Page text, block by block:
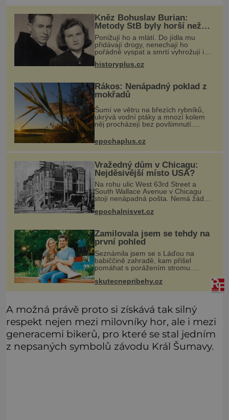
Kněz Bohuslav Burian:
Metody StB byly horší než
gestapácké trýznění
Ponižují ho a mlátí. Do jídla mu
přidávají drogy, nenechají ho
pořádně vyspat a smrtí vyhrožují i
nevydrží a estébákům podepíše
historyplus.cz
Rákos: Nenápadný poklad z
mokřadů
Šumí ve větru na březích rybníků,
ukrývá vodní ptáky a mnozí kolem
něj procházejí bez povšimnutí.
Přesto právě rákos pomáhal stavět
domy, vyrábět lodě, zapisovat první
texty a inspiroval řadu pověstí.
epochaplus.cz
Vražedný dům v Chicagu:
Nejděsivější místo USA?
Na rohu ulic West 63rd Street a
South Wallace Avenue v Chicagu
stojí nenápadná pošta. Nemá žádný
speciální nápis ani pamětní desku. A
přesto prý místní zaměstnanci neradi
epochalnisvet.cz
Zamilovala jsem se tehdy na
první pohled
Seznámila jsem se s Láďou na
babiččině zahradě, kam přišel
pomáhat s porážením stromu.
Babička mě před ním ale varovala…
Babička se mě často ptávala, kdy se
už konečně vdám. Dost mě to
skutecnepribehy.cz
A možná právě proto si získává tak silný
respekt nejen mezi milovníky hor, ale i mezi
generacemi bikerů, pro které se stal jedním
z nepsaných symbolů závodu Král Šumavy.